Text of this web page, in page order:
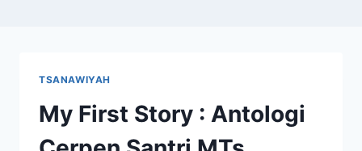
TSANAWIYAH
My First Story : Antologi